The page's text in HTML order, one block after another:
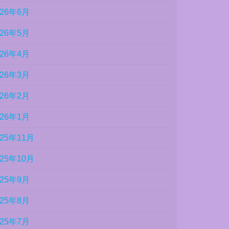
年6月
年5月
年4月
年3月
年2月
年1月
年11月
年10月
年9月
年8月
年7月